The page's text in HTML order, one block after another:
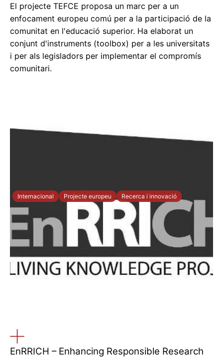
El projecte TEFCE proposa un marc per a un
enfocament europeu comú per a la participació de la
comunitat en l'educació superior. Ha elaborat un
conjunt d'instruments (toolbox) per a les universitats
i per als legisladors per implementar el compromís
comunitari.
Internacional Projecte europeu Recerca i innovació
EnRRICH – Enhancing Responsible Research